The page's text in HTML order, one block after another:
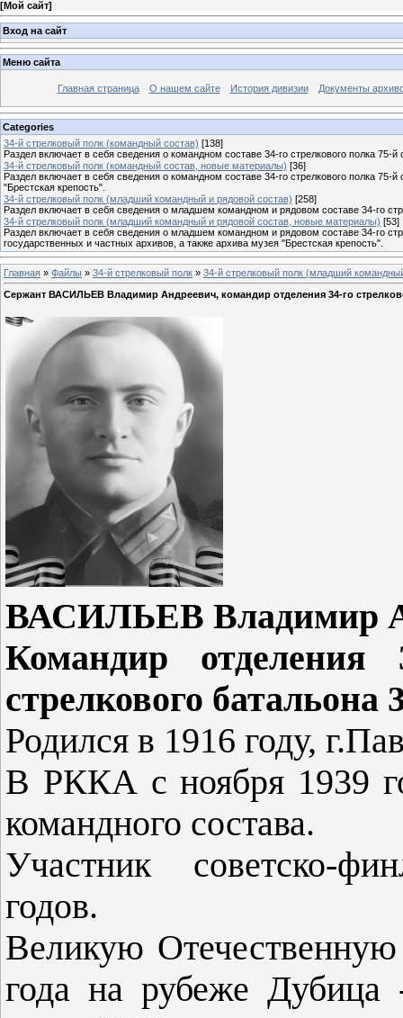
[Мой сайт]
Вход на сайт
Меню сайта
Главная страница О нашем сайте История дивизии Документы
Categories
34-й стрелковый полк (командный состав) [138]
Раздел включает в себя сведения о командном составе 34-го стрелкового полка 75-й
34-й стрелковый полк (командный состав, новые материалы) [36]
Раздел включает в себя сведения о командном составе 34-го стрелкового полка
"Брестская крепость".
34-й стрелковый полк (младший командный и рядовой состав) [258]
Раздел включает в себя сведения о младшем командном и рядовом составе 34-го
34-й стрелковый полк (младший командный и рядовой состав, новые материалы) [53]
Раздел включает в себя сведения о младшем командном и рядовом составе 34-го
государственных и частных архивов, а также архива музея "Брестская крепость".
Главная » Файлы » 34-й стрелковый полк » 34-й стрелковый полк (младший
Сержант ВАСИЛЬЕВ Владимир Андреевич, командир отделения 34-го
ВАСИЛЬЕВ Владимир
Командир
стрелкового батальона
Родился в 1916 году,
В РККА с ноября 1939
командного состава.
Участник советско-
годов.
Великую
года на рубеже